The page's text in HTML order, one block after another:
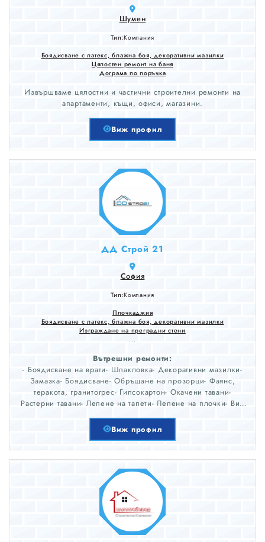
Шумен
Тип:Компания
Боядисване с латекс, блажна боя, декоративни мазилки
Цялостен ремонт на баня
Дограма по поръчка
Извършваме цялостни и частични строителни ремонти на
апартаменти, къщи, офиси, магазини.
Виж профил
ДД Строй 21
София
Тип:Компания
Плочкаджия
Боядисване с латекс, блажна боя, декоративни мазилки
Изграждане на преградни стени
...
Вътрешни ремонти:
- Боядисване на врати- Шпакловка- Декоративни мазилки-
Замазка- Боядисване- Обръщане на прозорци- Фаянс,
теракота, гранитогрес- Гипсокартон- Окачени тавани-
Растерни тавани- Лепене на тапети- Лепене на плочки- ВиК
на фасади- Лепене на гранитогрес- Топлоизолация- Редене
на дюшеме- Монтаж на ламинат и поставяне на первази.
Виж профил